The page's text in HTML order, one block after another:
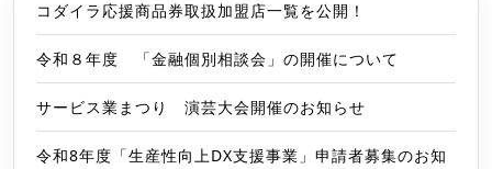
採
用）
に
つ
い
て
コダイラ応援商品券取扱加盟店一覧を公開！
令和８年度 「金融個別相談会」の開催について
サービス業まつり 演芸大会開催のお知らせ
令和8年度「生産性向上DX支援事業」申請者募集のお知